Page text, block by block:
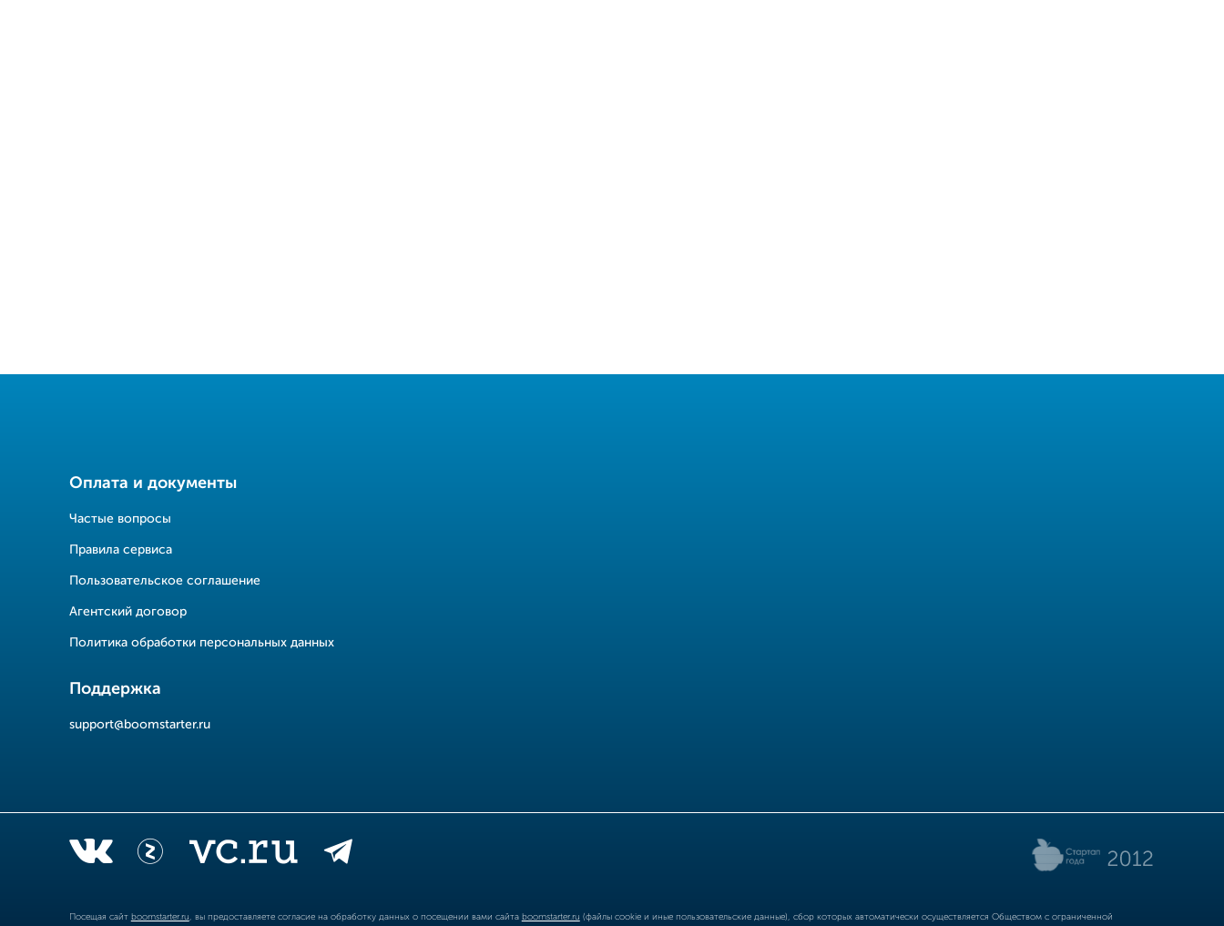
Оплата и документы
Частые вопросы
Правила сервиса
Пользовательское соглашение
Агентский договор
Политика обработки персональных данных
Поддержка
support@boomstarter.ru
Посещая сайт boomstarter.ru , вы предоставляете согласие на обработку данных о посещении вами сайта boomstarter.ru (файлы cookie и иные пользовательские данные), сбор которых автоматически осуществляется Обществом с ограниченной